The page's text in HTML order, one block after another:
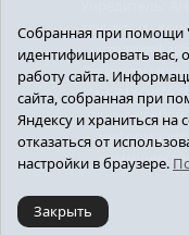
редактор -
от 24 марта
службой
Собранная при помощи
идентифицировать
работу сайта.
сайта, собранная при
Яндексу и храниться на
отказаться от
настройки в браузере.
Закрыть